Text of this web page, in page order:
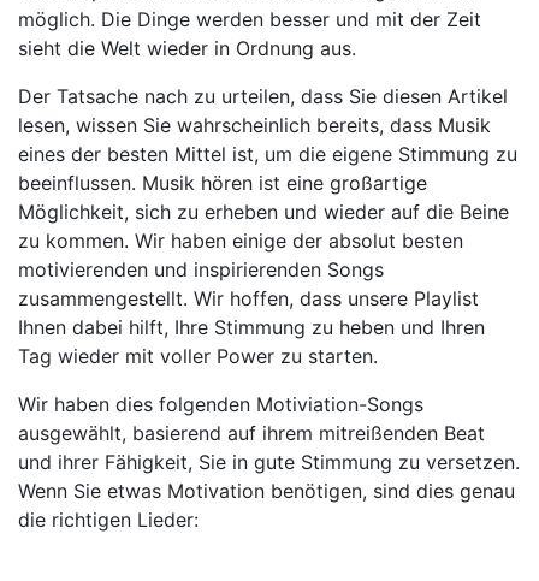
möglich. Die Dinge werden besser und mit der Zeit
sieht die Welt wieder in Ordnung aus.
Der Tatsache nach zu urteilen, dass Sie diesen Artikel
lesen, wissen Sie wahrscheinlich bereits, dass Musik
eines der besten Mittel ist, um die eigene Stimmung zu
beeinflussen. Musik hören ist eine großartige
Möglichkeit, sich zu erheben und wieder auf die Beine
zu kommen. Wir haben einige der absolut besten
motivierenden und inspirierenden Songs
zusammengestellt. Wir hoffen, dass unsere Playlist
Ihnen dabei hilft, Ihre Stimmung zu heben und Ihren
Tag wieder mit voller Power zu starten.
Wir haben dies folgenden Motiviation-Songs
ausgewählt, basierend auf ihrem mitreißenden Beat
und ihrer Fähigkeit, Sie in gute Stimmung zu versetzen.
Wenn Sie etwas Motivation benötigen, sind dies genau
die richtigen Lieder: